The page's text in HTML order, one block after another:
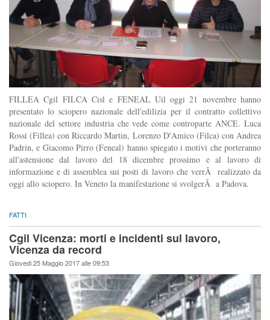
FILLEA Cgil FILCA Cisl e FENEAL Uil oggi 21 novembre hanno
presentato lo sciopero nazionale dell'edilizia per il contratto collettivo
nazionale del settore industria che vede come controparte ANCE. Luca
Rossi (Fillea) con Riccardo Martin, Lorenzo D'Amico (Filca) con Andrea
Padrin, e Giacomo Pirro (Feneal) hanno spiegato i motivi che porteranno
all'astensione dal lavoro del 18 dicembre prossimo e al lavoro di
informazione e di assemblea sui posti di lavoro che verrÃ realizzato da
oggi allo sciopero. In Veneto la manifestazione si svolgerÃ a Padova.
FATTI
Cgil Vicenza: morti e incidenti sul lavoro,
Vicenza da record
Giovedi 25 Maggio 2017 alle 09:53